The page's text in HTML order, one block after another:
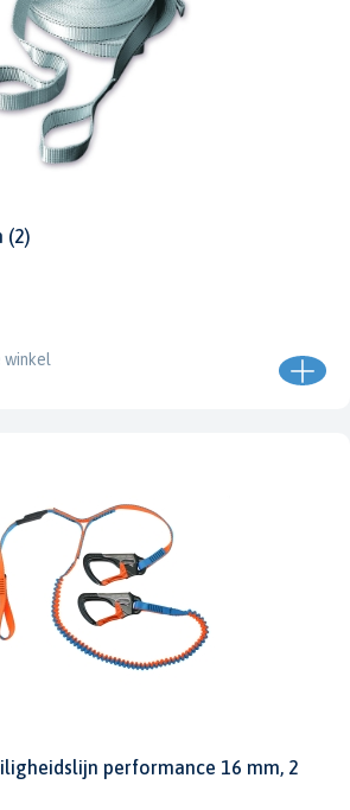
(2)
winkel
performance 16 mm, 2